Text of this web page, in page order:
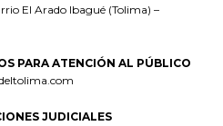
El Arado Ibagué (Tolima) –
PARA ATENCIÓN AL PÚBLICO
JUDICIALES